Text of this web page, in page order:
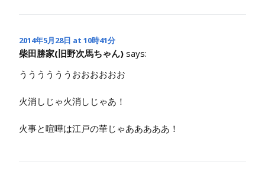
2014年5月28日 at 10時41分
柴田勝家(旧野次馬ちゃん) says:
ううううううおおおおおお
火消しじゃ火消しじゃあ！
火事と喧嘩は江戸の華じゃあああああ！